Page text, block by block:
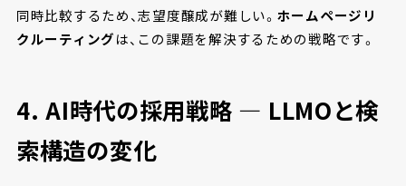
同時比較するため、志望度醸成が難しい。 ホームページリ
クルーティングは、この課題を解決するための戦略です。
4. AI時代の採用戦略 ― LLMOと検
索構造の変化